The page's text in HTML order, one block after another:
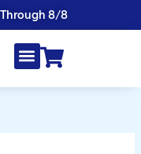
Through 8/8